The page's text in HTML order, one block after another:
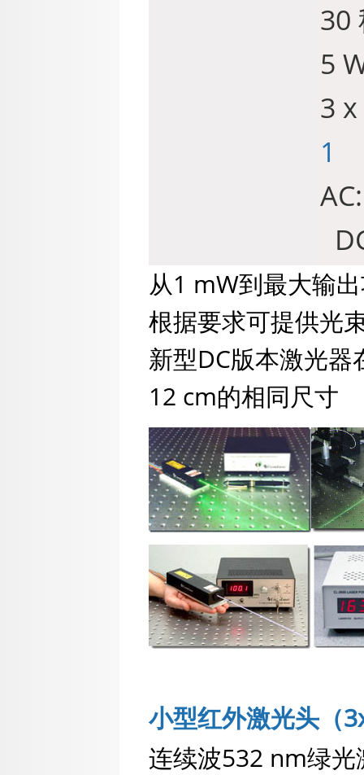
30
5
3
1
从1 mW到最大输
根据要求可提供光
新型DC版本激光
12 cm的相同尺寸
小型红外激光头（
连续波532 nm绿